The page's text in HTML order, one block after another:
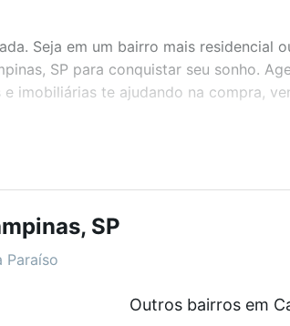
Seja em um bairro mais residencial
SP para conquistar seu sonho.
imobiliárias te ajudando na compra,
piscina, academia, salão de festas
SP que custam a partir de R$ 0
dos custos envolvidos no
SP
Paraíso
Outros bairros em